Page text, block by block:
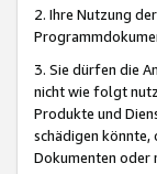
2. Ihre Nutzung
3. Sie dürfen die
nicht wie folgt
Produkte und
schädigen könnte,
Dokumenten oder